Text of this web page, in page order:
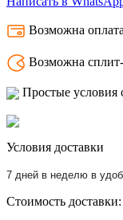
Возможна
Возможна сплит-
Простые условия
Условия доставки
7 дней в неделю в
Стоимость доставки: